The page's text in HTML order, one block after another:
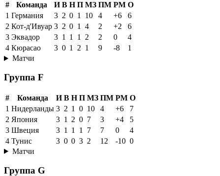
# Команда И В Н П МЗ ПМ РМ О
1 Германия 3 2 0 1 10 4 +6
6
2 Кот-д'Ивуар 3 2 0 1 4 2 +2
6
3 Эквадор 3 1 1 1 2 2 0
4
4 Кюрасао 3 0 1 2 1 9 -8
1
Матчи
Группа F
# Команда И В Н П МЗ ПМ РМ О
1 Нидерланды 3 2 1 0 10 4 +6
7
2 Япония 3 1 2 0 7 3 +4
5
3 Швеция 3 1 1 1 7 7 0
4
4 Тунис 3 0 0 3 2 12 -10 0
Матчи
Группа G